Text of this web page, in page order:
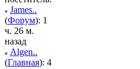
James..
(Форум): 1
ч. 26 м.
назад
Algen..
(Главная): 4